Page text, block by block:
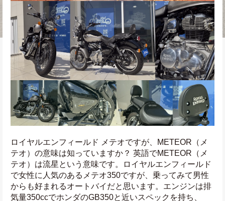
ロイヤルエンフィールド メテオですが、METEOR（メ
テオ）の意味は知っていますか？ 英語でMETEOR（メ
テオ）は流星という意味です。ロイヤルエンフィールド
で女性に人気のあるメテオ350ですが、乗ってみて男性
からも好まれるオートバイだと思います。エンジンは排
気量350ccでホンダのGB350と近いスペックを持ち、